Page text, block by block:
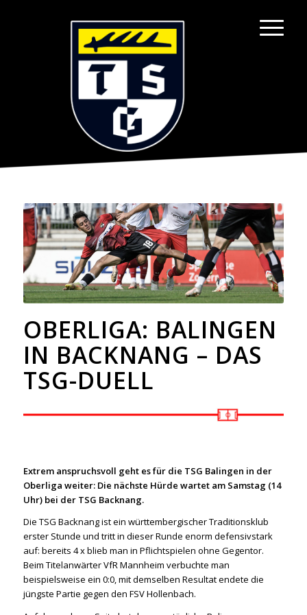
OBERLIGA: BALINGEN
IN BACKNANG – DAS
TSG-DUELL
Extrem anspruchsvoll geht es für die TSG Balingen in der
Oberliga weiter: Die nächste Hürde wartet am Samstag (14
Uhr) bei der TSG Backnang.
Die TSG Backnang ist ein württembergischer Traditionsklub
erster Stunde und tritt in dieser Runde enorm defensivstark
auf: bereits 4 x blieb man in Pflichtspielen ohne Gegentor.
Beim Titelanwärter VfR Mannheim verbuchte man
beispielsweise ein 0:0, mit demselben Resultat endete die
jüngste Partie gegen den FSV Hollenbach.